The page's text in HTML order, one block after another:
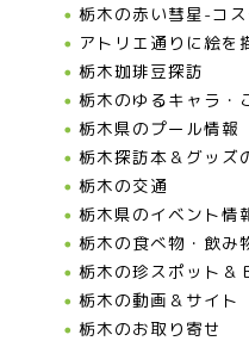
栃木の赤い彗星-コス
アトリエ通りに絵を
栃木珈琲豆探訪
栃木のゆるキャラ・
栃木県のプール情報
栃木探訪本＆グッズ
栃木の交通
栃木県のイベント情
栃木の食べ物・飲み
栃木の珍スポット＆
栃木の動画＆サイト
栃木のお取り寄せ